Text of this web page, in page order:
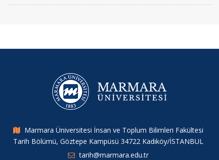
Marmara Üniversitesi İnsan ve Toplum Bilimleri Fakültesi
Tarih Bölümü, Göztepe Kampüsü 34722 Kadıköy/İSTANBUL
tarih@marmara.edu.tr